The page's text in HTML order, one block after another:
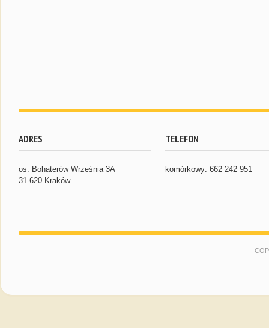
ADRES
os. Bohaterów Września 3A
31-620 Kraków
TELEFON
komórkowy: 662 242 951